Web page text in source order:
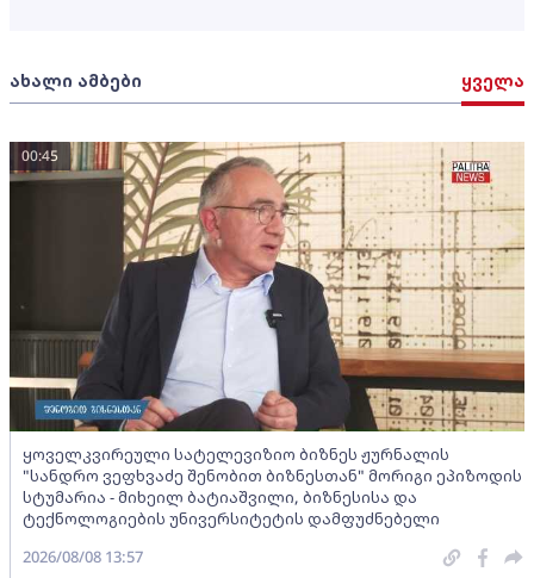
ახალი ამბები ყველა
ყოველკვირეული სატელევიზიო ბიზნეს ჟურნალის
"სანდრო ვეფხვაძე შენობით ბიზნესთან" მორიგი ეპიზოდის
სტუმარია - მიხეილ ბატიაშვილი, ბიზნესისა და
ტექნოლოგიების უნივერსიტეტის დამფუძნებელი
00:45
2026/08/08 13:57